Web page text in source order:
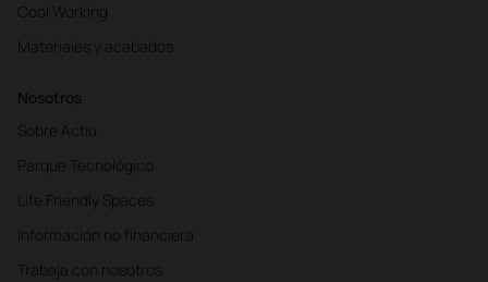
Cool Working
Materiales y acabados
Nosotros
Sobre Actiu
Parque Tecnológico
Life Friendly Spaces
Información no financiera
Trabaja con nosotros